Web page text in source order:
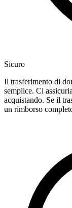
Sicuro
Il trasferimento di
semplice. Ci
acquistando. Se il
un rimborso